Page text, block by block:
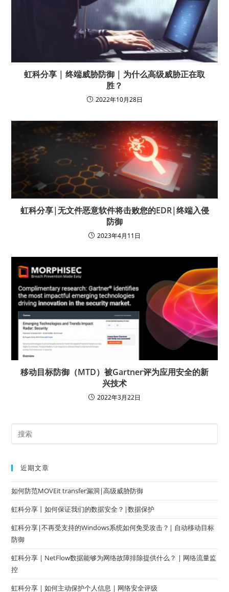
虹科分享 | 终端威胁防御 | 为什么高级威胁正在取
胜？
2022年10月28日
虹科分享|无文件恶意软件将击败您的EDR|终端入侵
防御
2023年4月11日
移动目标防御（MTD）被Gartner评为应用安全的新
兴技术
2022年3月22日
近期文章
如何防范MOVEit transfer漏洞|高级威胁防御
虹科分享丨如何保证我们的数据安全？|数据保护
虹科分享|不再受支持的Windows系统如何免受攻击？| 自动移动目标
防御
虹科分享 | NetFlow数据能够为网络故障排除提供什么？ | 网络流量监
控
虹科分享 | 如何主动保护个人信息 | 网络安全评级